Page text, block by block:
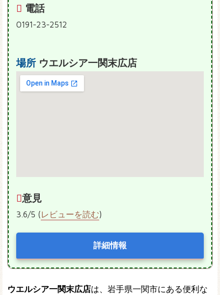
電話
0191-23-2512
場所 ウエルシア一関末広店
意見
3.6/5 (レビューを読む)
詳細情報
ウエルシア一関末広店は、岩手県一関市にある便利な